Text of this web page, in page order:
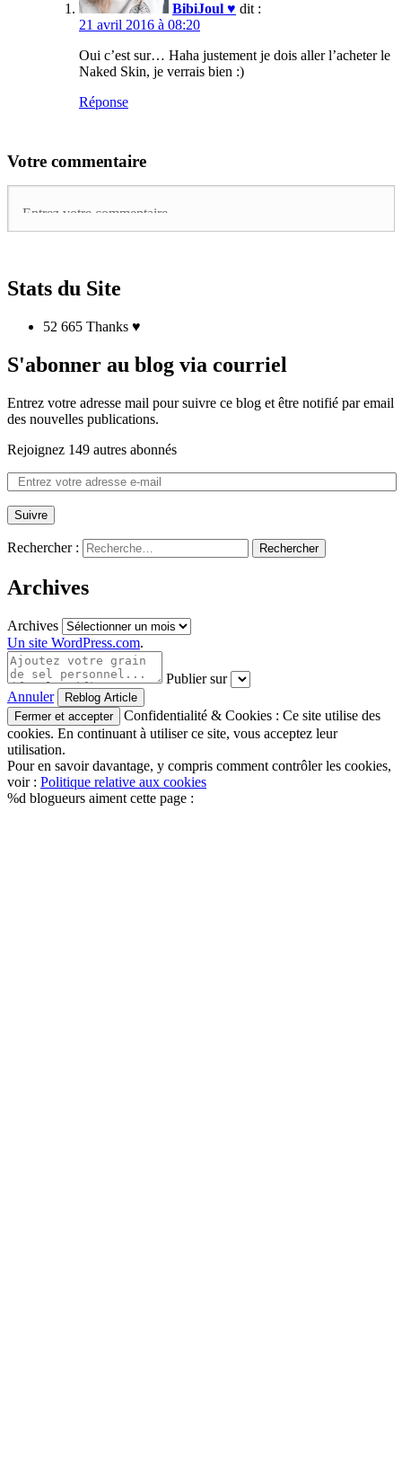
BibiJoul ♥ dit :
21 avril 2016 à 08:20
Oui c’est sur… Haha justement je dois aller l’acheter le
Naked Skin, je verrais bien :)
Réponse
Votre commentaire
Stats du Site
52 665 Thanks ♥
S'abonner au blog via courriel
Entrez votre adresse mail pour suivre ce blog et être notifié par email
des nouvelles publications.
Rejoignez 149 autres abonnés
Suivre
Rechercher :
Archives
Archives
Un site WordPress.com.
Publier sur
Annuler
Confidentialité & Cookies : Ce site utilise des
cookies. En continuant à utiliser ce site, vous acceptez leur
utilisation.
Pour en savoir davantage, y compris comment contrôler les cookies,
voir : Politique relative aux cookies
%d blogueurs aiment cette page :